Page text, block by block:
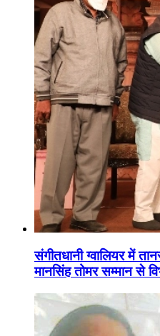
संगीतधानी ग्वालियर में
मानसिंह तोमर सम्मान से